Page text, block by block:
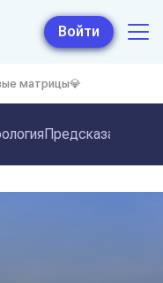
Войти
матрицы💎